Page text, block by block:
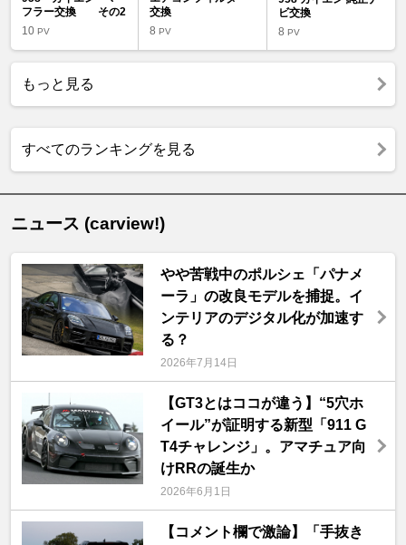
フラー交換 その2
10 PV
交換
8PV
ビ交換
8 PV
もっと見る
すべてのランキングを見る
ニュース (carview!)
やや苦戦中のポルシェ「パナメ
ーラ」の改良モデルを捕捉。イ
ンテリアのデジタル化が加速す
る？
2026年7月14日
【GT3とはココが違う】“5穴ホ
イール”が証明する新型「911 G
T4チャレンジ」。アマチュア向
けRRの誕生か
2026年6月1日
【コメント欄で激論】「手抜き